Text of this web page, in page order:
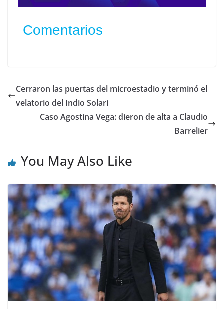
Comentarios
Cerraron las puertas del microestadio y terminó el
velatorio del Indio Solari
Caso Agostina Vega: dieron de alta a Claudio
Barrelier
You May Also Like